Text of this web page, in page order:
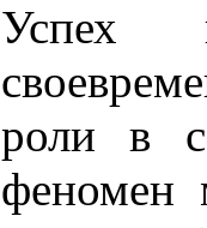
Успех
роли в
феномен